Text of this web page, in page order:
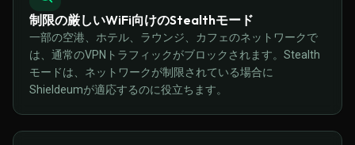
制限の厳しいWiFi向けのStealthモード
一部の空港、ホテル、ラウンジ、カフェのネットワークで
は、通常のVPNトラフィックがブロックされます。Stealth
モードは、ネットワークが制限されている場合に
Shieldeumが適応するのに役立ちます。